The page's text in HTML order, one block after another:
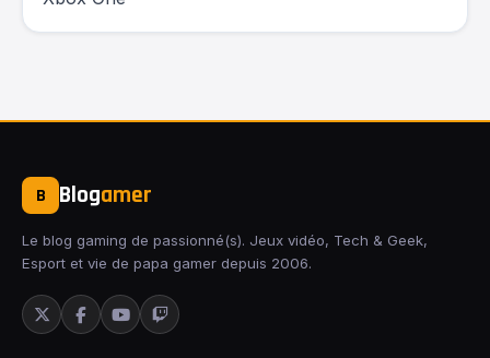
B Blogamer
Le blog gaming de passionné(s). Jeux vidéo, Tech & Geek,
Esport et vie de papa gamer depuis 2006.